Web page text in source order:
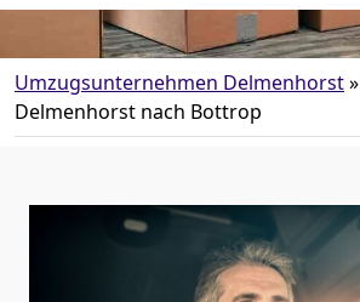
Umzugsunternehmen Delmenhorst»
Delmenhorst nach Bottrop